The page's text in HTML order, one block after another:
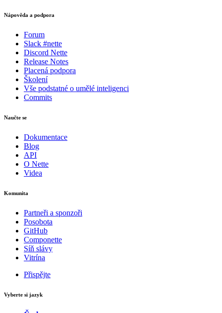
Nápověda a podpora
Forum
Slack #nette
Discord Nette
Release Notes
Placená podpora
Školení
Vše podstatné o umělé inteligenci
Commits
Naučte se
Dokumentace
Blog
API
O Nette
Videa
Komunita
Partneři a sponzoři
Posobota
GitHub
Componette
Síň slávy
Vitrína
Přispějte
Vyberte si jazyk